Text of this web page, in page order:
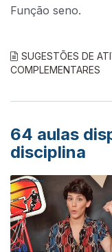
Função seno.
SUGESTÕES DE
COMPLEMENTARES
64 aulas
disciplina